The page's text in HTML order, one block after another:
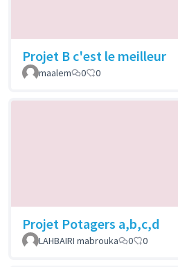
Projet B c'est le meilleur
maalem 0 0
Projet Potagers a,b,c,d
LAHBAIRI mabrouka 0 0